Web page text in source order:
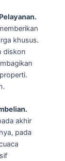
khusus.
diskon
akhir
pada